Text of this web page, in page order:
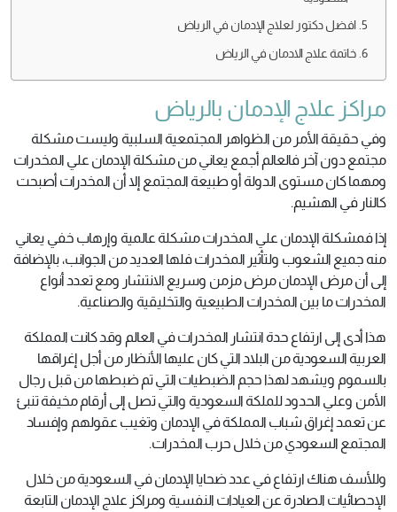
افضل دكتور لعلاج الإدمان في الرياض
خاتمة علاج الادمان في الرياض
مراكز علاج الإدمان بالرياض
وفي حقيقة الأمر من الظواهر المجتمعية السلبية وليست مشكلة
مجتمع دون آخر فالعالم أجمع يعاني من مشكلة الإدمان علي المخدرات
ومهما كان مستوى الدولة أو طبيعة المجتمع إلا أن المخدرات أصبحت
كالنار في الهشيم.
إذا فمشكلة الإدمان علي المخدرات مشكلة عالمية وإرهاب خفي يعاني
منه جميع الشعوب ولتأثير المخدرات فلها العديد من الجوانب، بالإضافة
إلى أن مرض الإدمان مرض مزمن وسريع الانتشار ومع تعدد أنواع
المخدرات ما بين المخدرات الطبيعية والتخليقية والصناعية.
هذا أدى إلى ارتفاع حدة انتشار المخدرات في العالم وقد كانت المملكة
العربية السعودية من البلاد التي كان عليها الأنظار من أجل إغراقها
بالسموم ويشهد لهذا حجم الضبطيات التي تم ضبطها من قبل رجال
الأمن وعلي الحدود للملكة السعودية والتي تصل إلى أرقام مخيفة تنبئ
عن تعمد إغراق شباب المملكة في الإدمان وتغيب عقولهم وإفساد
المجتمع السعودي من خلال حرب المخدرات.
وللأسف هناك ارتفاع في عدد ضحايا الإدمان في السعودية من خلال
الإحصائيات الصادرة عن العيادات النفسية ومراكز علاج الإدمان التابعة